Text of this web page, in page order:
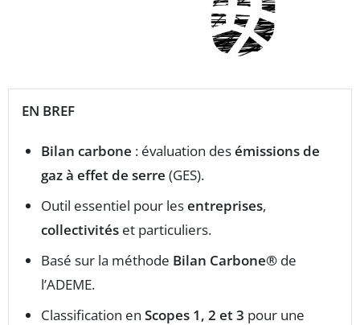
EN BREF
Bilan carbone : évaluation desémissions de
gaz à effet de serre (GES).
Outil essentiel pour lesentreprises,
collectivités et particuliers.
Basé sur la méthode Bilan Carbone® de
l’ADEME.
Classification en Scopes 1, 2 et 3 pour une